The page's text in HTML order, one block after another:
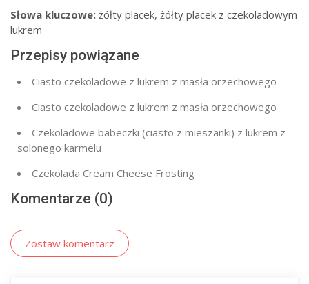
Słowa kluczowe: żółty placek, żółty placek z czekoladowym
lukrem
Przepisy powiązane
Ciasto czekoladowe z lukrem z masła orzechowego
Ciasto czekoladowe z lukrem z masła orzechowego
Czekoladowe babeczki (ciasto z mieszanki) z lukrem z
solonego karmelu
Czekolada Cream Cheese Frosting
Komentarze (0)
Zostaw komentarz